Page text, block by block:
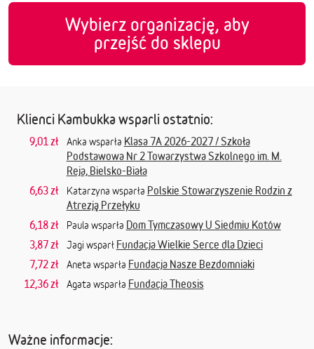
Wybierz organizację, aby
przejść do sklepu
Klienci Kambukka wsparli ostatnio:
9,01 zł Anka wsparła Klasa 7A 2026-2027 / Szkoła
Podstawowa Nr 2 Towarzystwa Szkolnego im. M.
Reja, Bielsko-Biała
6,63 zł
Katarzyna wsparła Polskie Stowarzyszenie Rodzin z
Atrezją Przełyku
6,18 zł
Paula wsparła Dom Tymczasowy U Siedmiu Kotów
3,87 zł
Jagi wsparł Fundacja Wielkie Serce dla Dzieci
7,72 zł
Aneta wsparła Fundacja Nasze Bezdomniaki
12,36 zł
Agata wsparła Fundacja Theosis
Ważne informacje: